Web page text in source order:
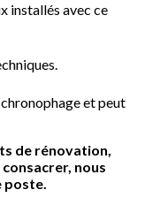
installés avec ce
et peut
de rénovation,
nous
poste.